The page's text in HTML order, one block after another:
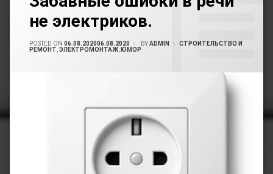
Авто
Электромонтаж
не электриков.
POSTED ON 06.08.202006.08.2020 BYADMIN CATEGORIES:
СТРОИТЕЛЬСТВО И
РЕМОНТ ЭЛЕКТРОМОНТАЖ ЮМОР
Юмор
Электриков
Comment
On
Забавные
Ошибки
В